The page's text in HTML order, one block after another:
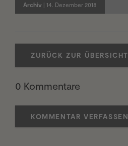
Archiv | 14. Dezember 2018
ZURÜCK ZUR ÜBERSICHT
0 Kommentare
KOMMENTAR VERFASSEN